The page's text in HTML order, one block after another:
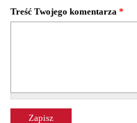
Treść Twojego komentarza *